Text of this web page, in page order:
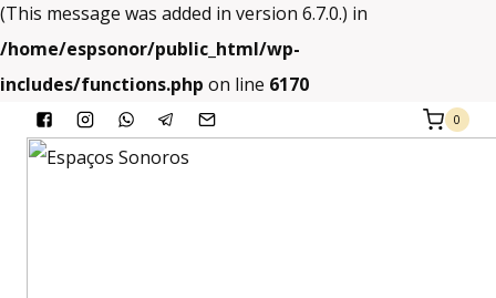
(This message was added in version 6.7.0.) in
/home/espsonor/public_html/wp-
includes/functions.php on line 6170
0